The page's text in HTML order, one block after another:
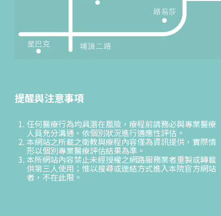
提醒與注意事項
任何醫療行為均具潛在風險，療程前請務必與專業醫療
人員充分溝通，依個別狀況進行適應性評估。
本網站之所載之衛教與療程內容僅為資訊提供，實際情
形以個別專業醫療評估結果為準。
本所網站內容禁止未經授權之網路服務業者重製或轉載
供第三人使用；惟以搜尋或連結方式進入本院官方網站
者，不在此限。